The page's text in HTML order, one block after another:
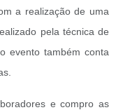
a realização de uma
pela técnica de
evento também conta
e compro as